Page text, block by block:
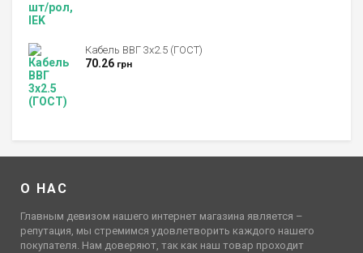
Кабель ВВГ 3х2.5 (ГОСТ)
70.26 грн
О НАС
Главным девизом нашего интернет магазина является –
репутация, мы стремимся удовлетворить каждого нашего
покупателя. Нам доверяют, так как наш товар проходит